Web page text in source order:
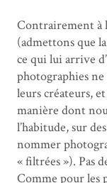
Contrairement à
(admettons que
ce qui lui arrive
photographies
leurs créateurs,
manière dont
l’habitude, sur
nommer
« filtrées »). Pas
Comme pour les